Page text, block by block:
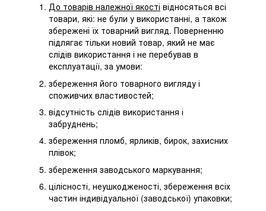
До товарів належної якості відносяться всі
товари, які: не були у використанні, а також
збережені їх товарний вигляд. Поверненню
підлягає тільки новий товар, який не має
слідів використання і не перебував в
експлуатації, за умови:
збереження його товарного вигляду і
споживчих властивостей;
відсутність слідів використання і
забруднень;
збереження пломб, ярликів, бирок, захисних
плівок;
збереження заводського маркування;
цілісності, неушкодженості, збереження всіх
частин індивідуальної (заводської) упаковки;